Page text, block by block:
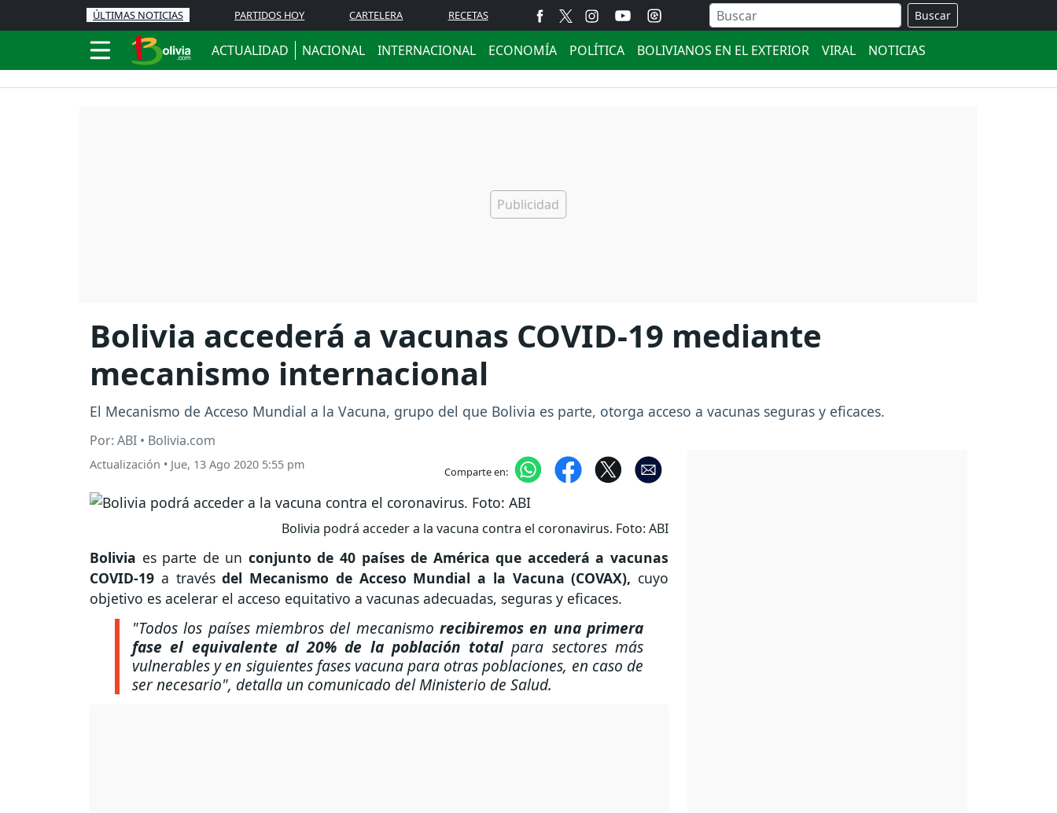
ÚLTIMAS NOTICIAS PARTIDOS HOY CARTELERA RECETAS Buscar
ACTUALIDAD NACIONAL INTERNACIONAL ECONOMÍA POLÍTICA BOLIVIANOS EN EL EXTERIOR VIRAL NOTICIAS
Bolivia accederá a vacunas COVID-19 mediante
mecanismo internacional
El Mecanismo de Acceso Mundial a la Vacuna, grupo del que Bolivia es parte, otorga acceso a vacunas seguras y eficaces.
Por: ABI • Bolivia.com
Actualización • Jue, 13 Ago 2020 5:55 pm Comparte en:
Bolivia podrá acceder a la vacuna contra el coronavirus. Foto: ABI
Bolivia es parte de un conjunto de 40 países de América que accederá a vacunas
COVID-19 a travésdel Mecanismo de Acceso Mundial a la Vacuna (COVAX), cuyo
objetivo es acelerar el acceso equitativo a vacunas adecuadas, seguras y eficaces.
"Todos los países miembros del mecanismo recibiremos en una primera
fase el equivalente al 20% de la población totalpara sectores más
vulnerables y en siguientes fases vacuna para otras poblaciones, en caso de
ser necesario", detalla un comunicado del Ministerio de Salud.